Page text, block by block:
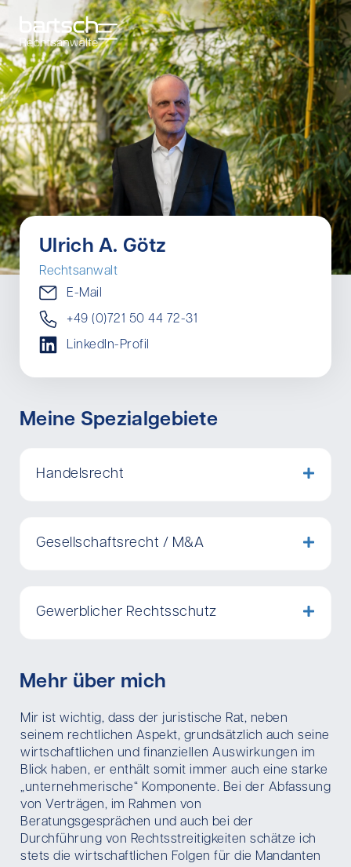
Ulrich A. Götz
Rechtsanwalt
E-Mail
+49 (0)721 50 44 72-31
LinkedIn-Profil
Meine Spezialgebiete
Handelsrecht
Gesellschaftsrecht / M&A
Gewerblicher Rechtsschutz
Mehr über mich
Mir ist wichtig, dass der juristische Rat, neben
seinem rechtlichen Aspekt, grundsätzlich auch seine
wirtschaftlichen und finanziellen Auswirkungen im
Blick haben, er enthält somit immer auch eine starke
„unternehmerische“ Komponente. Bei der Abfassung
von Verträgen, im Rahmen von
Beratungsgesprächen und auch bei der
Durchführung von Rechtsstreitigkeiten schätze ich
stets die wirtschaftlichen Folgen für die Mandanten